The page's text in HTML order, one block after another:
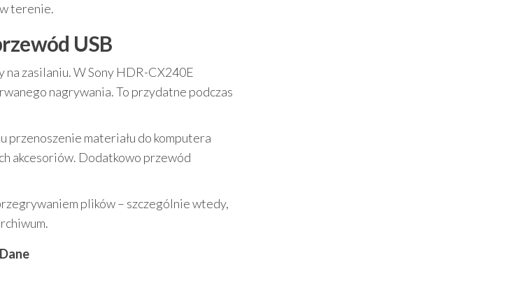
terenie.
USB
na zasilaniu. W Sony HDR-CX240E
nagrywania. To przydatne podczas
przenoszenie materiału do komputera
akcesoriów. Dodatkowo przewód
plików – szczególnie wtedy,
Dane